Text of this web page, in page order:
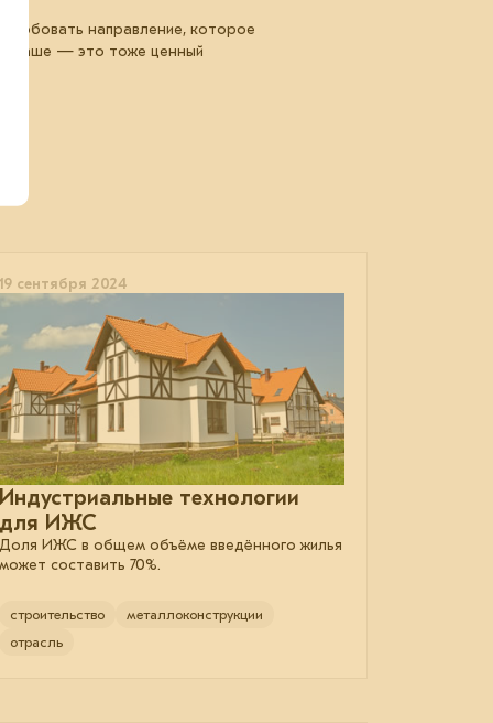
направление, которое
ваше — это тоже ценный
19 сентября 2024
Индустриальные технологии
для ИЖС
Доля ИЖС в общем объёме введённого жилья
может составить 70%.
строительство
металлоконструкции
отрасль